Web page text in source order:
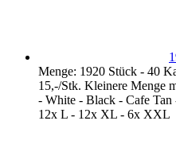
Menge: 1920 Stück - 40
15,-/Stk. Kleinere Menge
- White - Black - Cafe
12x L - 12x XL - 6x XXL